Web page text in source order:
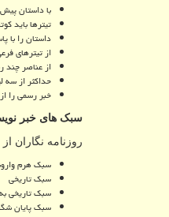
با داستان
تیترها باید
داستان را با
از تیترهای
از عناصر چند
حداکثر از سه
خبر رسمی را
سبک های خبر
روزنامه نگاران
سبک هرم
سبک تاریخی
سبک تاریخی
سبک پایان